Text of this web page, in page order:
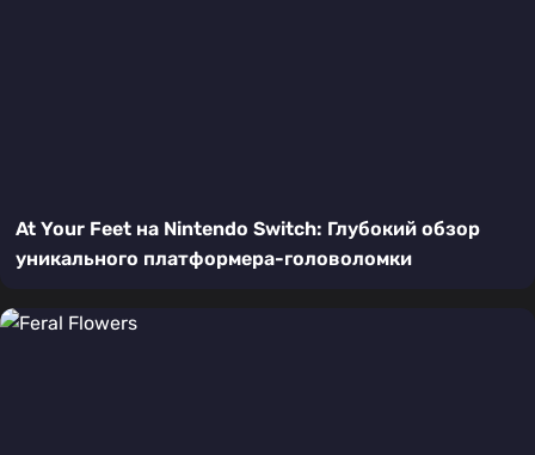
At Your Feet на Nintendo Switch: Глубокий обзор
уникального платформера-головоломки